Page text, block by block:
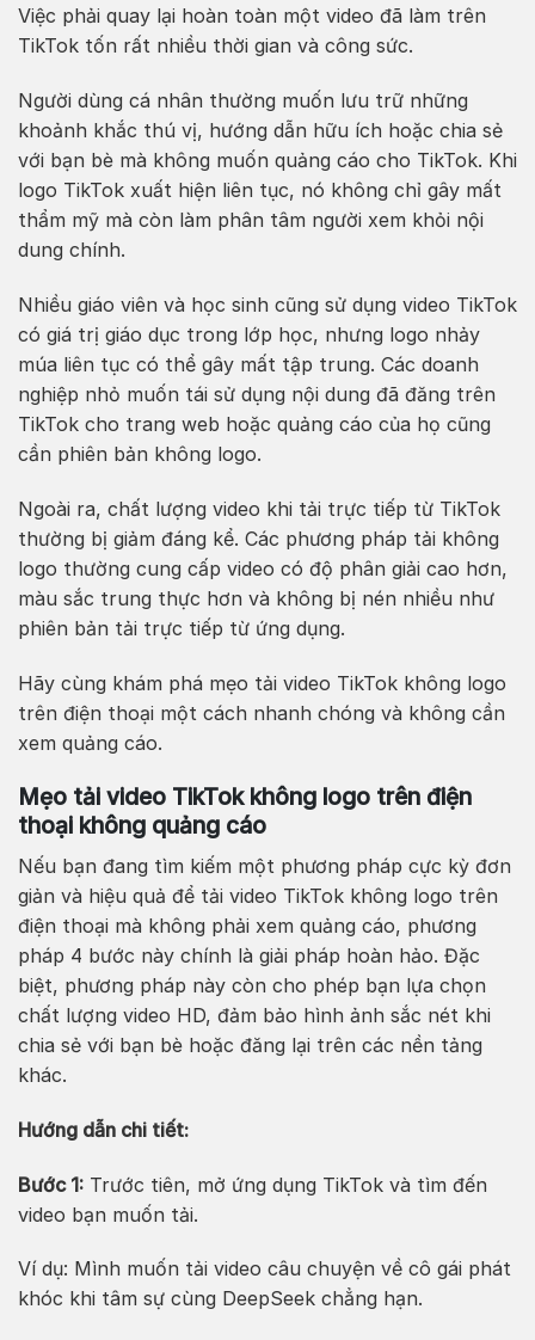
Việc phải quay lại hoàn toàn một video đã làm trên
TikTok tốn rất nhiều thời gian và công sức.
Người dùng cá nhân thường muốn lưu trữ những
khoảnh khắc thú vị, hướng dẫn hữu ích hoặc chia sẻ
với bạn bè mà không muốn quảng cáo cho TikTok. Khi
logo TikTok xuất hiện liên tục, nó không chỉ gây mất
thẩm mỹ mà còn làm phân tâm người xem khỏi nội
dung chính.
Nhiều giáo viên và học sinh cũng sử dụng video TikTok
có giá trị giáo dục trong lớp học, nhưng logo nhảy
múa liên tục có thể gây mất tập trung. Các doanh
nghiệp nhỏ muốn tái sử dụng nội dung đã đăng trên
TikTok cho trang web hoặc quảng cáo của họ cũng
cần phiên bản không logo.
Ngoài ra, chất lượng video khi tải trực tiếp từ TikTok
thường bị giảm đáng kể. Các phương pháp tải không
logo thường cung cấp video có độ phân giải cao hơn,
màu sắc trung thực hơn và không bị nén nhiều như
phiên bản tải trực tiếp từ ứng dụng.
Hãy cùng khám phá mẹo tải video TikTok không logo
trên điện thoại một cách nhanh chóng và không cần
xem quảng cáo.
Mẹo tải video TikTok không logo trên điện
thoại không quảng cáo
Nếu bạn đang tìm kiếm một phương pháp cực kỳ đơn
giản và hiệu quả để tải video TikTok không logo trên
điện thoại mà không phải xem quảng cáo, phương
pháp 4 bước này chính là giải pháp hoàn hảo. Đặc
biệt, phương pháp này còn cho phép bạn lựa chọn
chất lượng video HD, đảm bảo hình ảnh sắc nét khi
chia sẻ với bạn bè hoặc đăng lại trên các nền tảng
khác.
Hướng dẫn chi tiết:
Bước 1:Trước tiên, mở ứng dụng TikTok và tìm đến
video bạn muốn tải.
Ví dụ: Mình muốn tải video câu chuyện về cô gái phát
khóc khi tâm sự cùng DeepSeek chẳng hạn.